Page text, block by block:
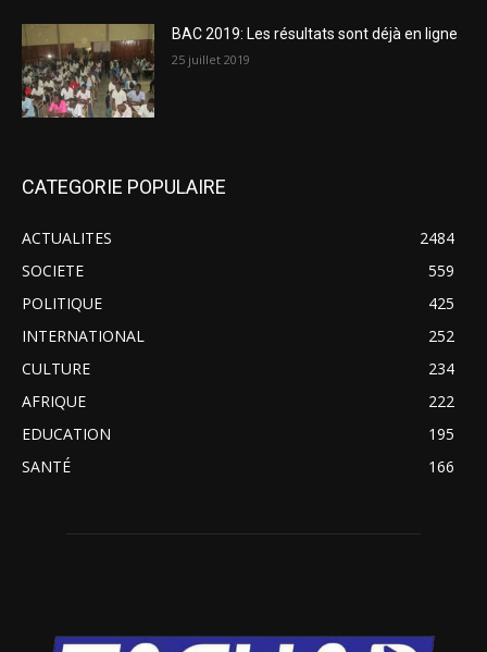
BAC 2019: Les résultats sont déjà en ligne
25 juillet 2019
CATEGORIE POPULAIRE
ACTUALITES
2484
SOCIETE
559
POLITIQUE
425
INTERNATIONAL
252
CULTURE
234
AFRIQUE
222
EDUCATION
195
SANTÉ
166